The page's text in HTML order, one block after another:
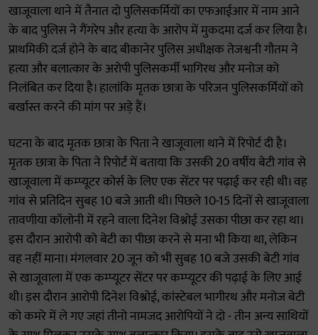
खाजूवाला थाने में तैनात दो पुलिसकर्मियों का एफआईआर में नाम आने
के बाद पुलिस ने गैंगरेप और हत्या के आरोप में मुकदमा दर्ज कर लिया है।
प्राथमिकी दर्ज होने के बाद बीकानेर पुलिस अधीक्षक तेजश्वनी गौतम ने
हत्या और बलात्कार के अरोपी पुलिसकर्मी भागिरथ और मनोज को
निलंबित कर दिया है। हालांकि मृतक छात्रा के परिजन पुलिसकर्मियों को
बर्खास्त करने की मांग पर अड़े हैं।
घटना के बाद मृतक छात्रा के पिता ने खाजूवाला थाने में रिपोर्ट दी है।
मृतक छात्रा के पिता ने रिपोर्ट में बताया कि उसकी 20 वर्षीय बेटी गांव से
खाजूवाला में कम्प्यूटर कोर्स के लिए एक सेंटर पर पढ़ाई कर रही थी। वह
गांव से प्रतिदिन सुबह 10 बजे आती थी। पिछले 10-15 दिनों से खाजूवाला
तावणीया कॉलोनी में रहने वाला दिनेश विश्नोई उसका पीछा कर रहा था।
इस दौरान आरोपी को बेटी का पीछा करने से मना भी किया था, लेकिन
वह नहीं माना। मंगलवार 20 जून को भी सुबह 10 बजे उसकी बेटी गांव
से खाजूवाला में एक कम्प्यूटर सेंटर पर कम्प्यूटर की पढ़ाई के लिए आई
थी। इस दौरान आरोपी दिनेश विश्नोई, कांस्टेबल भागीरथ और मनोज बेटी
को कमरे में ले गए जहां तीनो नामजद आरोपियों ने दो - तीन अन्य साथियों